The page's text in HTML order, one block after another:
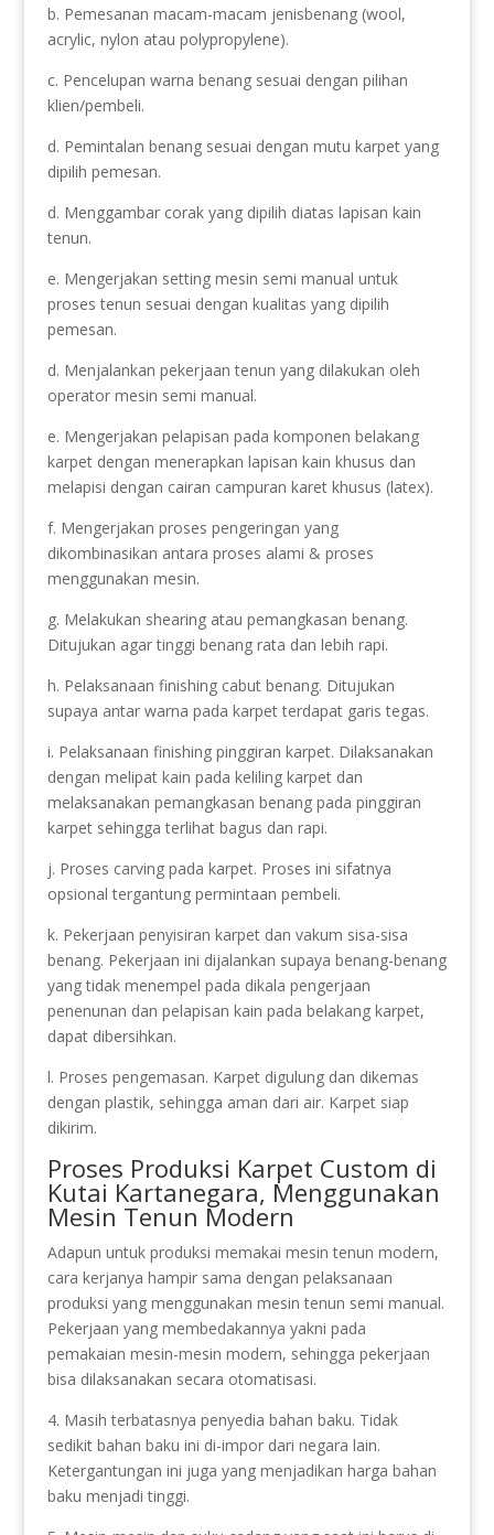
b. Pemesanan macam-macam jenisbenang (wool,
acrylic, nylon atau polypropylene).
c. Pencelupan warna benang sesuai dengan pilihan
klien/pembeli.
d. Pemintalan benang sesuai dengan mutu karpet yang
dipilih pemesan.
d. Menggambar corak yang dipilih diatas lapisan kain
tenun.
e. Mengerjakan setting mesin semi manual untuk
proses tenun sesuai dengan kualitas yang dipilih
pemesan.
d. Menjalankan pekerjaan tenun yang dilakukan oleh
operator mesin semi manual.
e. Mengerjakan pelapisan pada komponen belakang
karpet dengan menerapkan lapisan kain khusus dan
melapisi dengan cairan campuran karet khusus (latex).
f. Mengerjakan proses pengeringan yang
dikombinasikan antara proses alami & proses
menggunakan mesin.
g. Melakukan shearing atau pemangkasan benang.
Ditujukan agar tinggi benang rata dan lebih rapi.
h. Pelaksanaan finishing cabut benang. Ditujukan
supaya antar warna pada karpet terdapat garis tegas.
i. Pelaksanaan finishing pinggiran karpet. Dilaksanakan
dengan melipat kain pada keliling karpet dan
melaksanakan pemangkasan benang pada pinggiran
karpet sehingga terlihat bagus dan rapi.
j. Proses carving pada karpet. Proses ini sifatnya
opsional tergantung permintaan pembeli.
k. Pekerjaan penyisiran karpet dan vakum sisa-sisa
benang. Pekerjaan ini dijalankan supaya benang-benang
yang tidak menempel pada dikala pengerjaan
penenunan dan pelapisan kain pada belakang karpet,
dapat dibersihkan.
l. Proses pengemasan. Karpet digulung dan dikemas
dengan plastik, sehingga aman dari air. Karpet siap
dikirim.
Proses Produksi Karpet Custom di
Kutai Kartanegara, Menggunakan
Mesin Tenun Modern
Adapun untuk produksi memakai mesin tenun modern,
cara kerjanya hampir sama dengan pelaksanaan
produksi yang menggunakan mesin tenun semi manual.
Pekerjaan yang membedakannya yakni pada
pemakaian mesin-mesin modern, sehingga pekerjaan
bisa dilaksanakan secara otomatisasi.
4. Masih terbatasnya penyedia bahan baku. Tidak
sedikit bahan baku ini di-impor dari negara lain.
Ketergantungan ini juga yang menjadikan harga bahan
baku menjadi tinggi.